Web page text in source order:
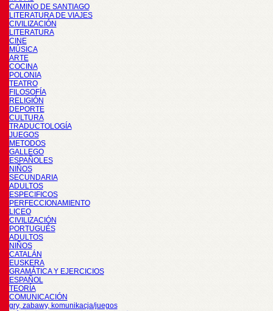
CAMINO DE SANTIAGO
LITERATURA DE VIAJES
CIVILIZACIÓN
LITERATURA
CINE
MÚSICA
ARTE
COCINA
POLONIA
TEATRO
FILOSOFÍA
RELIGIÓN
DEPORTE
CULTURA
TRADUCTOLOGÍA
JUEGOS
METODOS
GALLEGO
ESPAÑOLES
NIÑOS
SECUNDARIA
ADULTOS
ESPECIFICOS
PERFECCIONAMIENTO
LICEO
CIVILIZACIÓN
PORTUGUÉS
ADULTOS
NIÑOS
CATALÁN
EUSKERA
GRAMÁTICA Y EJERCICIOS
ESPAÑOL
TEORÍA
COMUNICACIÓN
gry, zabawy, komunikacja/juegos